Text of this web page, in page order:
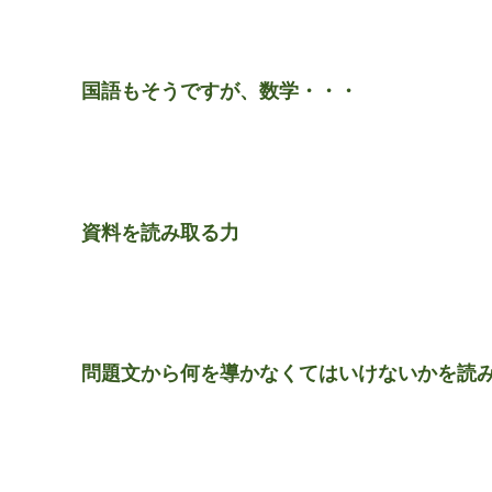
国語もそうですが、数学・・・
資料を読み取る力
問題文から何を導かなくてはいけないかを読